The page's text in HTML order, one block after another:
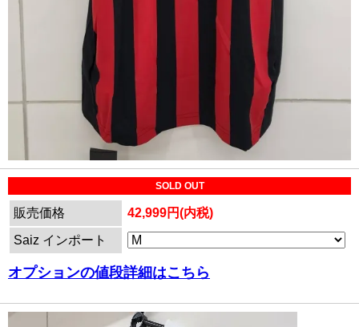
SOLD OUT
販売価格
42,999円(内税)
Saiz インポート
オプションの値段詳細はこちら